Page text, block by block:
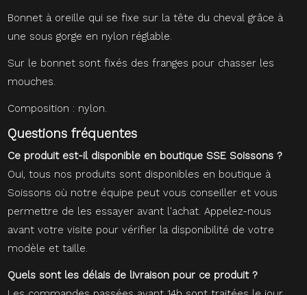
Bonnet à oreille qui se fixe sur la tête du cheval grâce à
une sous gorge en nylon réglable.
Sur le bonnet sont fixés des franges pour chasser les
mouches.
Composition : nylon.
Questions fréquentes
Ce produit est-il disponible en boutique SSE Soissons ?
Oui, tous nos produits sont disponibles en boutique à
Soissons où notre équipe peut vous conseiller et vous
permettre de les essayer avant l'achat. Appelez-nous
avant votre visite pour vérifier la disponibilité de votre
modèle et taille.
Quels sont les délais de livraison pour ce produit ?